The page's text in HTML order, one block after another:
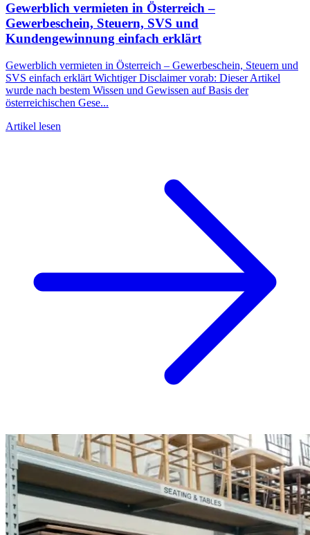
Gewerblich vermieten in Österreich –
Gewerbeschein, Steuern, SVS und
Kundengewinnung einfach erklärt
Gewerblich vermieten in Österreich – Gewerbeschein, Steuern und
SVS einfach erklärt Wichtiger Disclaimer vorab: Dieser Artikel
wurde nach bestem Wissen und Gewissen auf Basis der
österreichischen Gese...
Artikel lesen